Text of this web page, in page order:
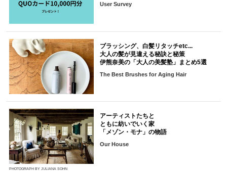
User Survey
ブラッシング、白髪リタッチetc...
大人の髪が見違える秘訣と秘策
伊熊奈美の「大人の美髪塾」まとめ5選
The Best Brushes for Aging Hair
PHOTOGRAPH BY JULIANA SOHN
アーティストたちと
ともに紡いでいく家
「メゾン・モナ」の物語
Our House